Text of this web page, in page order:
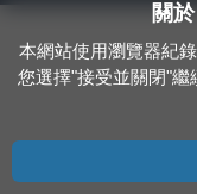
關
本網站使用瀏覽器紀
您選擇"接受並關閉"